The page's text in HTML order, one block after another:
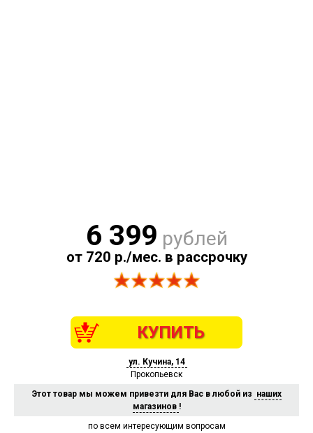
6 399 рублей
от 720 р./мес. в рассрочку
КУПИТЬ
ул. Кучина, 14
Прокопьевск
Этот товар мы можем привезти для Вас в любой из наших
магазинов !
по всем интересующим вопросам